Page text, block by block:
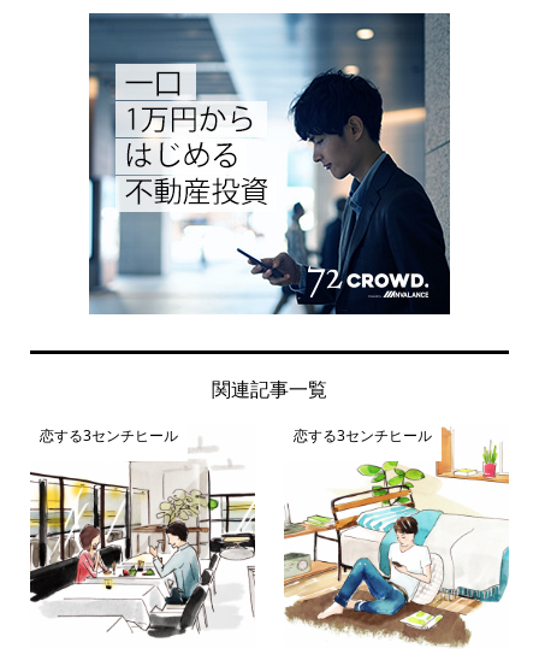
関連記事一覧
恋する3センチヒール 恋する3センチヒール